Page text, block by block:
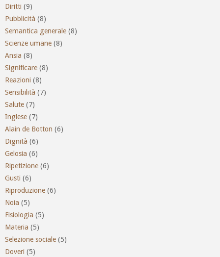
Diritti (9)
Pubblicità (8)
Semantica generale (8)
Scienze umane (8)
Ansia (8)
Significare (8)
Reazioni (8)
Sensibilità (7)
Salute (7)
Inglese (7)
Alain de Botton (6)
Dignità (6)
Gelosia (6)
Ripetizione (6)
Gusti (6)
Riproduzione (6)
Noia (5)
Fisiologia (5)
Materia (5)
Selezione sociale (5)
Doveri (5)